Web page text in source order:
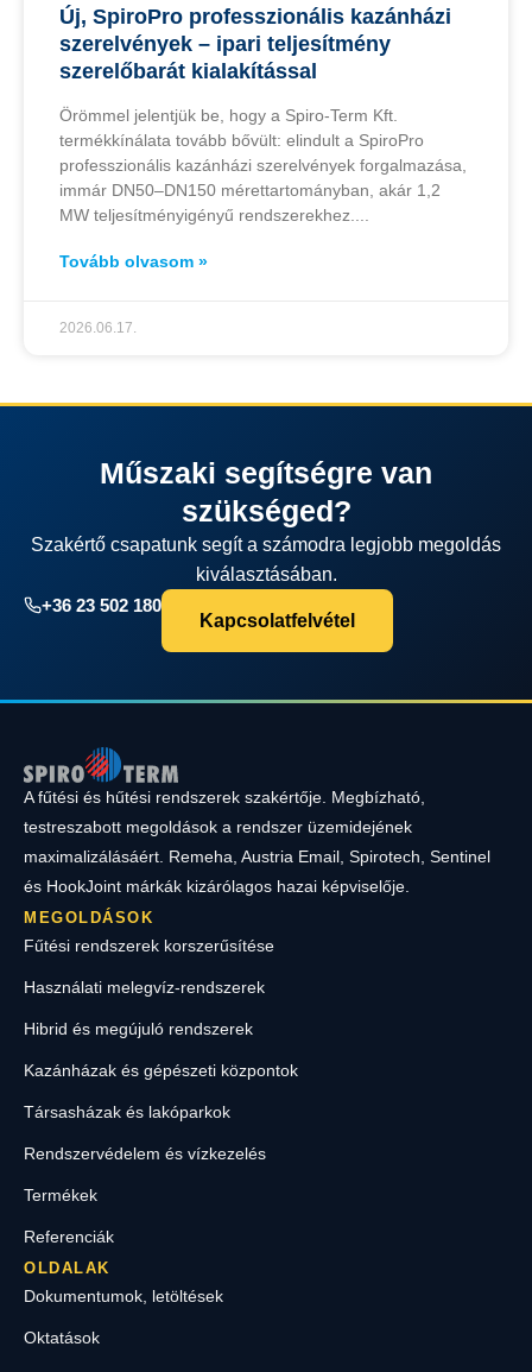
Új, SpiroPro professzionális kazánházi
szerelvények – ipari teljesítmény
szerelőbarát kialakítással
Örömmel jelentjük be, hogy a Spiro-Term Kft.
termékkínálata tovább bővült: elindult a SpiroPro
professzionális kazánházi szerelvények forgalmazása,
immár DN50–DN150 mérettartományban, akár 1,2
MW teljesítményigényű rendszerekhez.
Tovább olvasom »
2026.06.17.
Műszaki segítségre van
szükséged?
Szakértő csapatunk segít a számodra legjobb megoldás
kiválasztásában.
+36 23 502 180
Kapcsolatfelvétel
A fűtési és hűtési rendszerek szakértője. Megbízható,
testreszabott megoldások a rendszer üzemidejének
maximalizálásáért. Remeha, Austria Email, Spirotech, Sentinel
és HookJoint márkák kizárólagos hazai képviselője.
MEGOLDÁSOK
Fűtési rendszerek korszerűsítése
Használati melegvíz-rendszerek
Hibrid és megújuló rendszerek
Kazánházak és gépészeti központok
Társasházak és lakóparkok
Rendszervédelem és vízkezelés
Termékek
Referenciák
OLDALAK
Dokumentumok, letöltések
Oktatások